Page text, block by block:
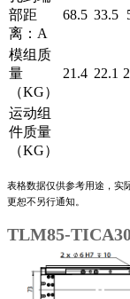
部距
离：A
68.5 33.5
模组质
量
（KG）
21.4 22.1
运动组
件质量
（KG）
表格数据仅供参考用途，实
更恕不另行通知。
TLM85-